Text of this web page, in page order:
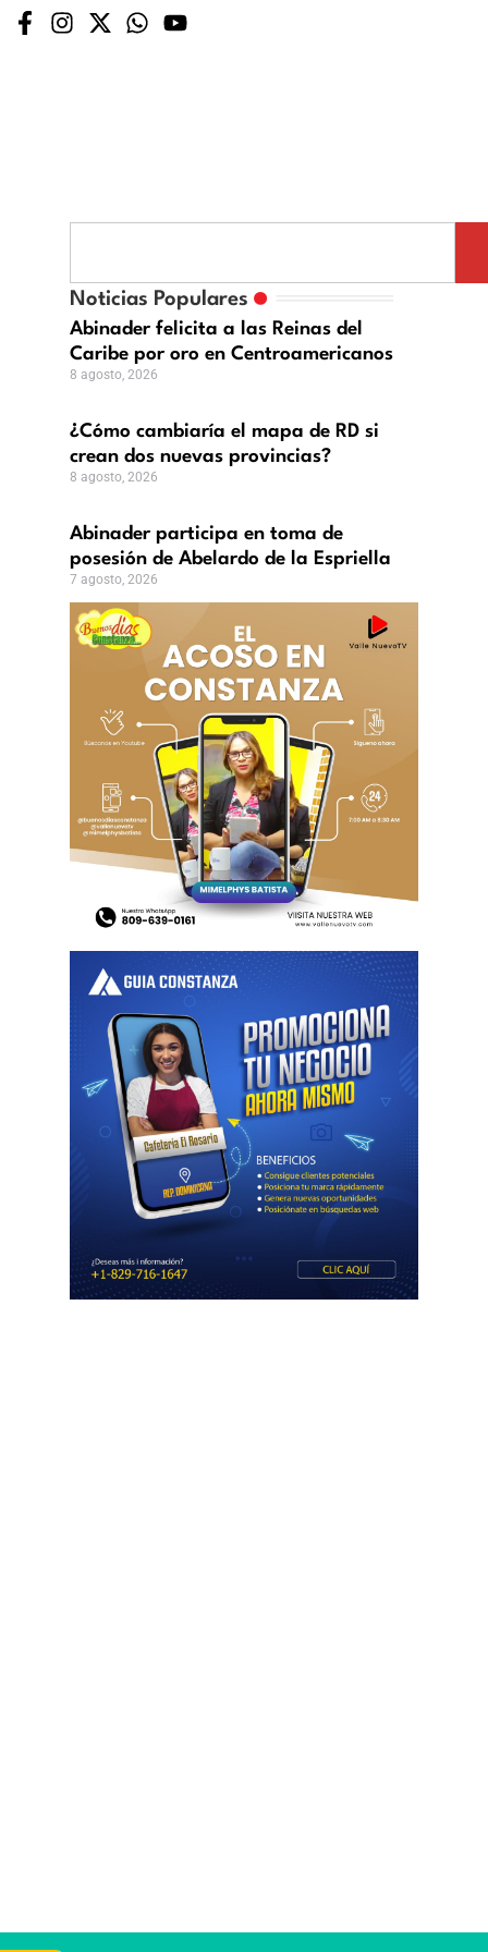
Noticias Populares
Abinader felicita a las Reinas del
Caribe por oro en Centroamericanos
8 agosto, 2026
¿Cómo cambiaría el mapa de RD si
crean dos nuevas provincias?
8 agosto, 2026
Abinader participa en toma de
posesión de Abelardo de la Espriella
7 agosto, 2026